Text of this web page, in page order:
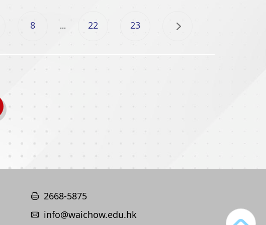
8 ... 22 23
2668-5875
info@waichow.edu.hk